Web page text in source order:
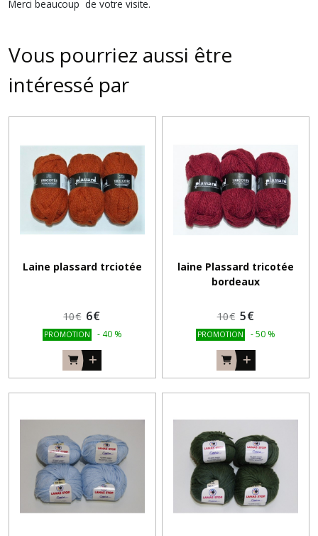
Merci beaucoup de votre visite.
Vous pourriez aussi être
intéressé par
Laine plassard trciotée
10€ 6€
PROMOTION - 40 %
laine Plassard tricotée
bordeaux
10€ 5€
PROMOTION -50 %